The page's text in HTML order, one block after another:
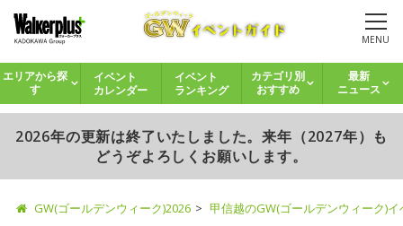
MENU
エリアから探
す
イベント
カレンダー
イベント
ランキング
カテゴリ別
おすすめ
最新
ニュース
2026年の更新は終了いたしました。来年（2027年）も
どうぞよろしくお願いします。
GW(ゴールデンウィーク)2026 甲信越のGW(ゴールデンウィーク)